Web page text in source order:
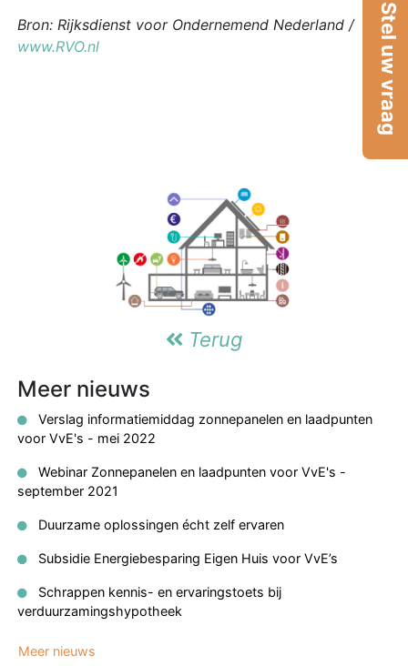
Stel uw vraag
Terug
Meer nieuws
Verslag informatiemiddag zonnepanelen en laadpunten
voor VvE's - mei 2022
Webinar Zonnepanelen en laadpunten voor VvE's -
september 2021
Duurzame oplossingen écht zelf ervaren
Subsidie Energiebesparing Eigen Huis voor VvE’s
Schrappen kennis- en ervaringstoets bij
verduurzamingshypotheek
Meer nieuws
Bron: Rijksdienst voor Ondernemend Nederland /
www.RVO.nl